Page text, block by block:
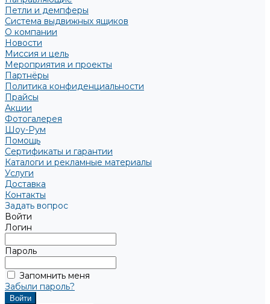
Петли и демпферы
Система выдвижных ящиков
О компании
Новости
Миссия и цель
Мероприятия и проекты
Партнёры
Политика конфиденциальности
Прайсы
Акции
Фотогалерея
Шоу-Рум
Помощь
Сертификаты и гарантии
Каталоги и рекламные материалы
Услуги
Доставка
Контакты
Задать вопрос
Войти
Логин
Пароль
Запомнить меня
Забыли пароль?